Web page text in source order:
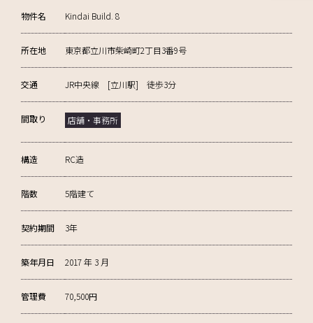
物件名 Kindai Build. 8
所在地 東京都立川市柴崎町2丁目3番9号
交通 JR中央線 [立川駅] 徒歩3分
間取り 店舗・事務所
構造 RC造
階数 5階建て
契約期間 3年
築年月日 2017 年 3 月
管理費 70,500円